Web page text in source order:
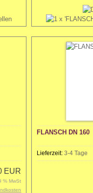
EUR
% MwSt
FLANSCH DN 160
Lieferzeit:3-4 Tage